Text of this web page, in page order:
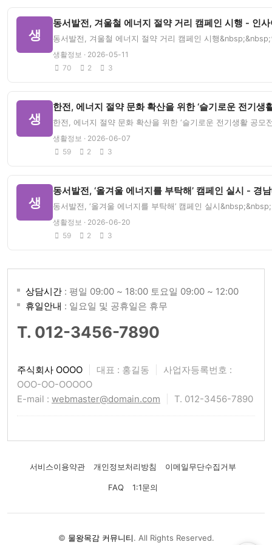
생
동서발전, 겨울철 에너지 절약 거리 캠페인 시행 - 인
동서발전, 겨울철 에너지 절약 거리 캠페인 시행
생활정보 · 2026-05-11
70
2 3
생
한전, 에너지 절약 문화 확산을 위한 ‘슬기로운 전기생
한전, 에너지 절약 문화 확산을 위한 ‘슬기로운 전기생활 공모
생활정보 · 2026-06-07
59
2 3
생
동서발전, ‘올겨울 에너지를 부탁해’ 캠페인 실시 - 경
동서발전, ‘올겨울 에너지를 부탁해’ 캠페인 실시
생활정보 · 2026-06-20
59
2 3
상담시간 : 평일 09:00 ~ 18:00 토요일 09:00 ~ 12:00
휴일안내 : 일요일 및 공휴일은 휴무
T. 012-3456-7890
주식회사 OOOO 대표 : 홍길동
사업자등록번호 :
OOO-OO-OOOOO
E-mail : webmaster@domain.com T. 012-3456-7890
서비스이용약관 개인정보처리방침 이메일무단수집거부
FAQ 1:1문의
© 물왕목감 커뮤니티. All Rights Reserved.